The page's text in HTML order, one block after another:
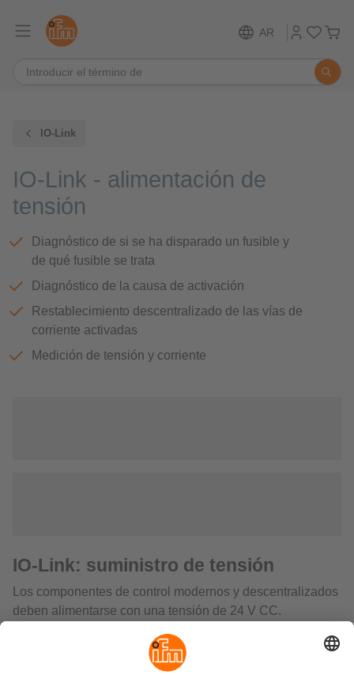
AR
IO-Link
IO-Link - alimentación de
tensión
Diagnóstico de si se ha disparado un fusible y
de qué fusible se trata
Diagnóstico de la causa de activación
Restablecimiento descentralizado de las vías de
corriente activadas
Medición de tensión y corriente
IO-Link: suministro de tensión
Los componentes de control modernos y descentralizados
deben alimentarse con una tensión de 24 V CC.
Para ello ofrecemos soluciones que pueden instalarse en
un armario de control central y componentes que pueden